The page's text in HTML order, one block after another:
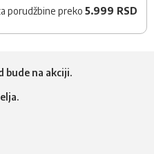
porudžbine preko 5.999 RSD
bude na akciji.